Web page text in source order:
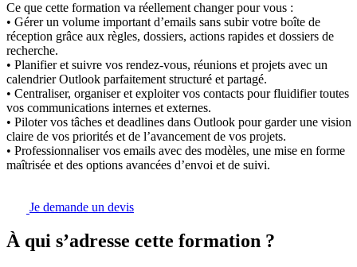
Ce que cette formation va réellement changer pour vous :
• Gérer un volume important d’emails sans subir votre boîte de
réception grâce aux règles, dossiers, actions rapides et dossiers de
recherche.
• Planifier et suivre vos rendez-vous, réunions et projets avec un
calendrier Outlook parfaitement structuré et partagé.
• Centraliser, organiser et exploiter vos contacts pour fluidifier toutes
vos communications internes et externes.
• Piloter vos tâches et deadlines dans Outlook pour garder une vision
claire de vos priorités et de l’avancement de vos projets.
• Professionnaliser vos emails avec des modèles, une mise en forme
maîtrisée et des options avancées d’envoi et de suivi.
Je demande un devis
À qui s’adresse cette formation ?